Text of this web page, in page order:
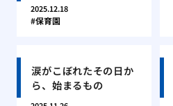
2025.12.18
保育園
涙がこぼれたその日か
ら、始まるもの